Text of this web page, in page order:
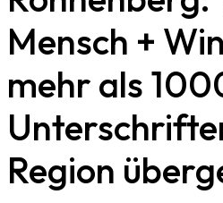
Mensch +
mehr als
Region